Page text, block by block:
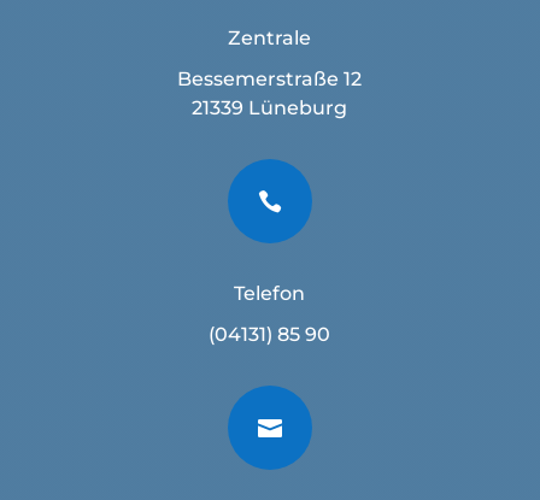
Zentrale
Bessemerstraße 12
21339 Lüneburg

Telefon
(04131) 85 90
